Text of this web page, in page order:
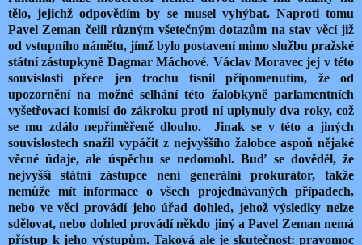
tělo, jejichž odpovědím by se musel vyhýbat. Naproti tomu
Pavel Zeman čelil různým všetečným dotazům na stav věcí již
od vstupního námětu, jímž bylo postavení mimo službu pražské
státní zástupkyně Dagmar Máchové. Václav Moravec jej v této
souvislosti přece jen trochu tísnil připomenutím, že od
upozornění na možné selhání této žalobkyně parlamentních
vyšetřovací komisí do zákroku proti ní uplynuly dva roky, což
se mu zdálo nepřiměřeně dlouho. Jinak se v této a jiných
souvislostech snažil vypáčit z nejvyššího žalobce aspoň nějaké
věcné údaje, ale úspěchu se nedomohl. Buď se dověděl, že
nejvyšší státní zástupce není generální prokurátor, takže
nemůže mít informace o všech projednávaných případech,
nebo ve věci provádí jeho úřad dohled, jehož výsledky nelze
sdělovat, nebo dohled provádí někdo jiný a Pavel Zeman nemá
přístup k jeho výstupům. Taková ale je skutečnost: pravomoc